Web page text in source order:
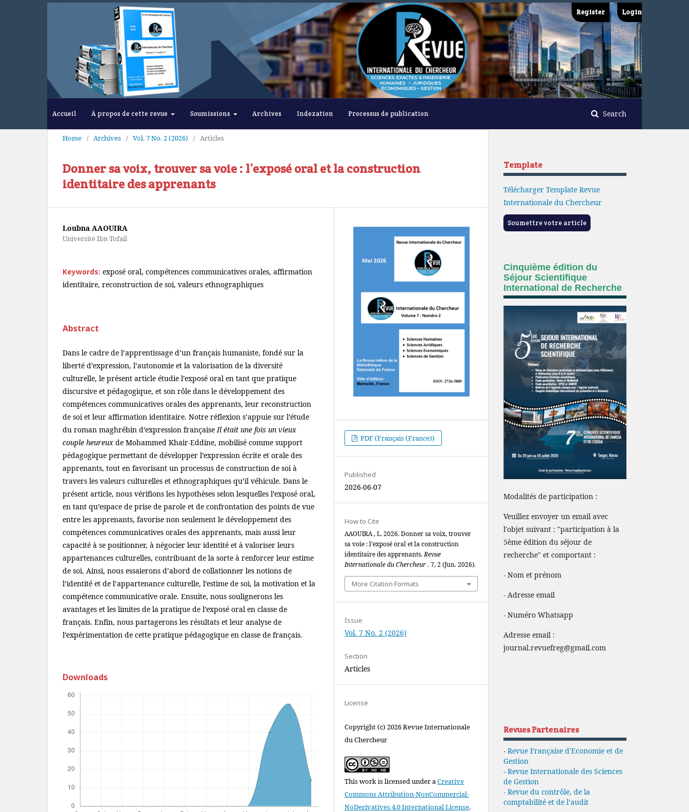
Accueil À propos de cette revue Soumissions Archives Indexation Processus de publication Search
Register Login
Home / Archives / Vol. 7 No. 2 (2026) / Articles
Donner sa voix, trouver sa voie : l’exposé oral et la construction
identitaire des apprenants
Loubna AAOUIRA
Université Ibn Tofail
Keywords: exposé oral, compétences communicatives orales, affirmation
identitaire, reconstruction de soi, valeurs ethnographiques
Abstract
Dans le cadre de l’apprentissage d’un français humaniste, fondé sur la
liberté d’expression, l’autonomie et la valorisation de la diversité
culturelle, le présent article étudie l’exposé oral en tant que pratique
discursive et pédagogique, et son rôle dans le développement des
compétences communicatives orales des apprenants, leur reconstruction
de soi et leur affirmation identitaire. Notre réflexion s’appuie sur l’étude
du roman maghrébin d’expression françaiseIl était une fois un vieux
couple heureux de Mohammed Khair-Eddine, mobilisé comme support
pédagogique permettant de développer l’expression écrite et orale des
apprenants, tout en favorisant un processus de construction de soi à
travers les valeurs culturelles et ethnographiques qu’il véhicule. Dans le
présent article, nous vérifions les hypothèses selon lesquelles l’exposé oral,
en tant qu’espace de prise de parole et de confrontation des points de vue
entre les apprenants, favorise non seulement le développement des
compétences communicatives orales des apprenants, mais aussi leur
capacité à se positionner, à négocier leur identité et à valoriser leurs
appartenances culturelles, contribuant de la sorte à renforcer leur estime
de soi. Ainsi, nous essaierons d’abord de collationner les notions de
l’identité et de l’appartenance culturelle, l’estime de soi, la motivation et la
compétence communicative orale. Ensuite, nous soulignerons les
avantages et les limites de la pratique de l’exposé oral en classe de
français. Enfin, nous partagerons les résultats et leur analyse de
l’expérimentation de cette pratique pédagogique en classe de français.
Downloads
PDF (Français (France))
Published
2026-06-07
How to Cite
AAOUIRA , L. 2026. Donner sa voix, trouver
sa voie : l’exposé oral et la construction
identitaire des apprenants.Revue
Internationale du Chercheur. 7, 2 (Jun. 2026).
More Citation Formats
Issue
Vol. 7 No. 2 (2026)
Section
Articles
License
Copyright (c) 2026 Revue Internationale
du Chercheur
This work is licensed under aCreative
Commons Attribution-NonCommercial-
NoDerivatives 4.0 International License.
Template
Télécharger Template Revue
Internationale du Chercheur
Soumettre votre article
Cinquième édition du
Séjour Scientifique
International de Recherche
Modalités de participation :
Veuillez envoyer un email avec
l'objet suivant : "participation à la
5ème édition du séjour de
recherche" et comportant :
- Nom et prénom
- Adresse email
- Numéro Whatsapp
Adresse email :
journal.revuefreg@gmail.com
Revues Partenaires
- Revue Française d'Economie et de
Gestion
- Revue Internationale des Sciences
de Gestion
- Revue du contrôle, de la
comptabilité et de l’audit